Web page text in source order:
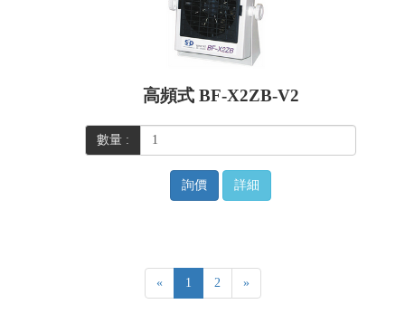
高頻式 BF-X2ZB-V2
數量 :
詢價 詳細
« 1 2 »